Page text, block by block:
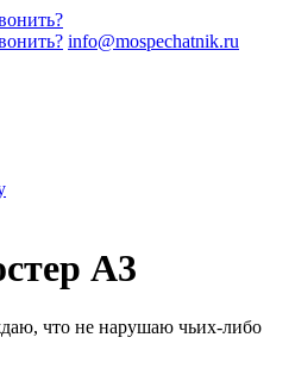
info@mospechatnik.ru
А3
что не нарушаю чьих-либо